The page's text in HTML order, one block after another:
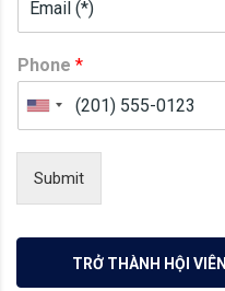
Phone *
Submit
TRỞ THÀNH HỘI VIÊN